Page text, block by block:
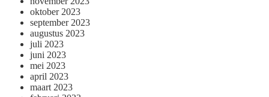
oktober 2023
september 2023
augustus 2023
juli 2023
juni 2023
mei 2023
april 2023
maart 2023